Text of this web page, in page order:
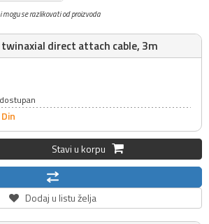
se razlikovati od proizvoda
twinaxial direct attach cable, 3m
Din
Stavi u korpu
Dodaj u listu želja